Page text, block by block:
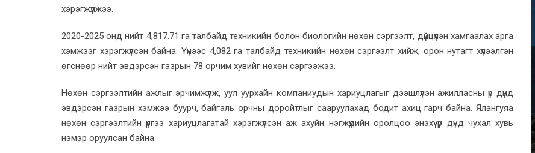
хэрэгжүүлжээ.
2020-2025 онд нийт 4,817.71 га талбайд техникийн болон биологийн нөхөн сэргээлт, дүйцүүлэн хамгаалах арга
хэмжээг хэрэгжүүлсэн байна. Үүнээс 4,082 га талбайд техникийн нөхөн сэргээлт хийж, орон нутагт хүлээлгэн
өгснөөр нийт эвдэрсэн газрын 78 орчим хувийг нөхөн сэргээжээ.
Нөхөн сэргээлтийн ажлыг эрчимжүүлж, уул уурхайн компаниудын хариуцлагыг дээшлүүлэн ажилласны үр дүнд
эвдэрсэн газрын хэмжээ буурч, байгаль орчны доройтлыг сааруулахад бодит ахиц гарч байна. Ялангуяа
нөхөн сэргээлтийн үүргээ хариуцлагатай хэрэгжүүлсэн аж ахуйн нэгжүүдийн оролцоо энэхүү үр дүнд чухал хувь
нэмэр оруулсан байна.